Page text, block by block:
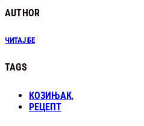
AUTHOR
ЧИТАЈ БЕ
TAGS
КОЗИЊАК,
РЕЦЕПТ